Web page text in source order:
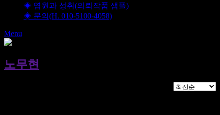
◈ 염원과 성취(의뢰작품 샘플)
◈ 문의(H. 010-5100-4058)
Menu
노무현